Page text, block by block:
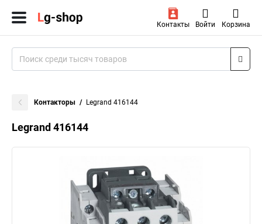
Контакты Войти Корзина
Контакторы Legrand 416144
Legrand 416144